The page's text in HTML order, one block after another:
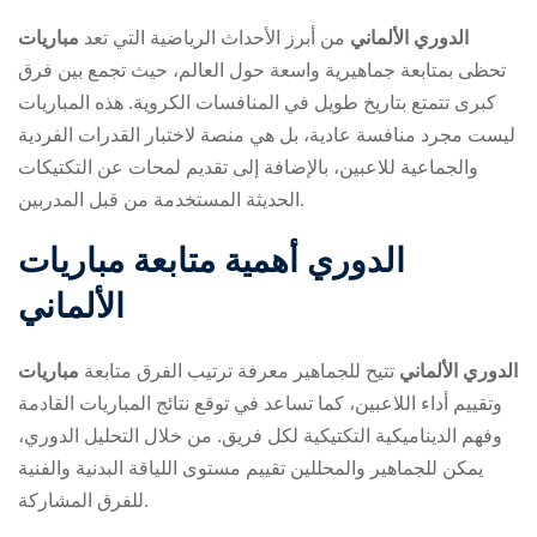
تعد مباريات ‎الدوري الألماني من أبرز الأحداث الرياضية التي
تحظى بمتابعة جماهيرية واسعة حول العالم، حيث تجمع بين فرق
كبرى تتمتع بتاريخ طويل في المنافسات الكروية. هذه المباريات
ليست مجرد منافسة عادية، بل هي منصة لاختبار القدرات الفردية
والجماعية للاعبين، بالإضافة إلى تقديم لمحات عن التكتيكات
الحديثة المستخدمة من قبل المدربين.
أهمية متابعة مباريات ‎الدوري
الألماني
متابعة مباريات ‎الدوري الألماني تتيح للجماهير معرفة ترتيب الفرق
وتقييم أداء اللاعبين، كما تساعد في توقع نتائج المباريات القادمة
وفهم الديناميكية التكتيكية لكل فريق. من خلال التحليل الدوري،
يمكن للجماهير والمحللين تقييم مستوى اللياقة البدنية والفنية
للفرق المشاركة.